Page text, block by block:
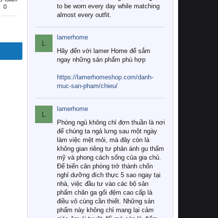
0
to be worn every day while matching
almost every outfit.
L
lamerhome
Hãy đến với lamer Home để sắm
ngay những sản phẩm phù hợp
https://lamerhomeshop.com/danh-
muc-san-pham/chieu/
L
lamerhome
Phòng ngủ không chỉ đơn thuần là nơi
để chúng ta ngả lưng sau một ngày
làm việc mệt mỏi, mà đây còn là
không gian riêng tư phản ánh gu thẩm
mỹ và phong cách sống của gia chủ.
Để biến căn phòng trở thành chốn
nghỉ dưỡng đích thực 5 sao ngay tại
nhà, việc đầu tư vào các bộ sản
phẩm chăn ga gối đệm cao cấp là
điều vô cùng cần thiết. Những sản
phẩm này không chỉ mang lại cảm